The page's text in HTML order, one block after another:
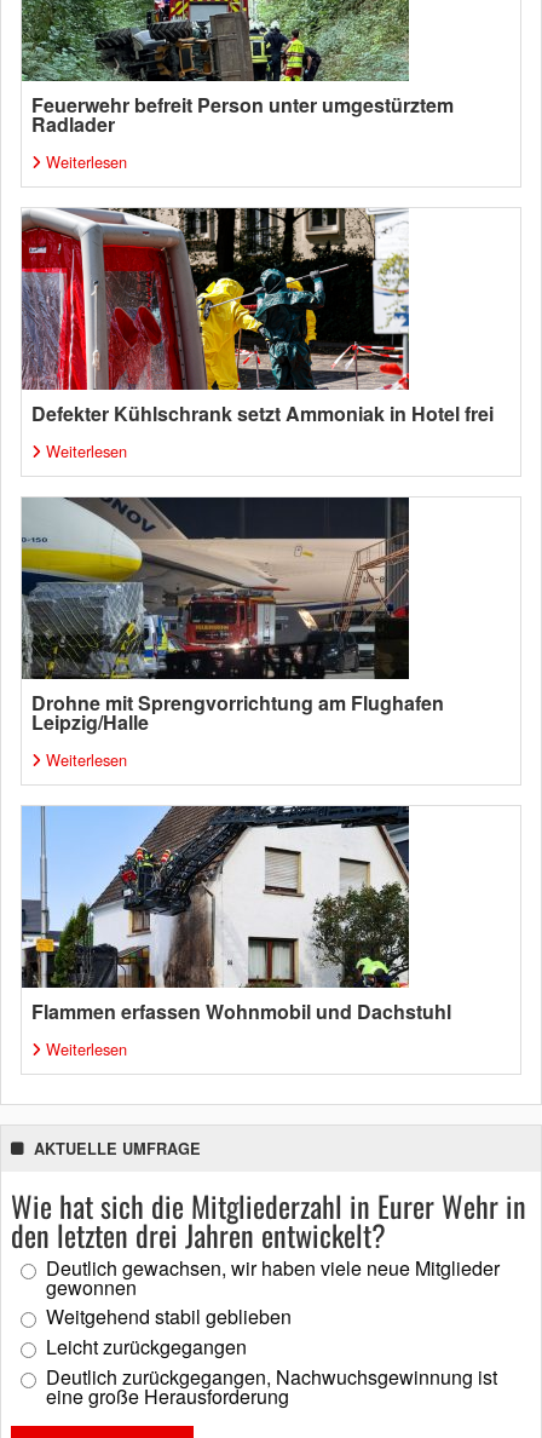
Feuerwehr befreit Person unter umgestürztem
Radlader
Weiterlesen
Defekter Kühlschrank setzt Ammoniak in Hotel frei
Weiterlesen
Drohne mit Sprengvorrichtung am Flughafen
Leipzig/Halle
Weiterlesen
Flammen erfassen Wohnmobil und Dachstuhl
Weiterlesen
AKTUELLE UMFRAGE
Wie hat sich die Mitgliederzahl in Eurer Wehr in
den letzten drei Jahren entwickelt?
Deutlich gewachsen, wir haben viele neue Mitglieder
gewonnen
Weitgehend stabil geblieben
Leicht zurückgegangen
Deutlich zurückgegangen, Nachwuchsgewinnung ist
eine große Herausforderung